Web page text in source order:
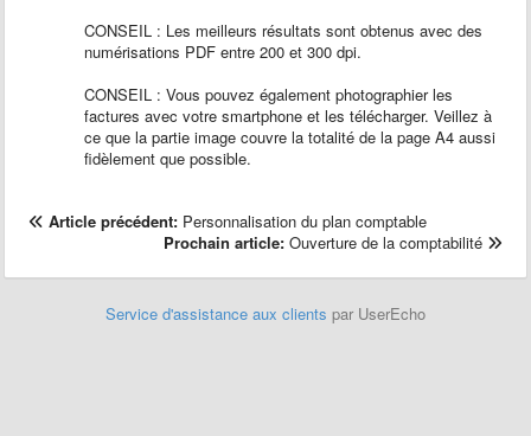
CONSEIL : Les meilleurs résultats sont obtenus avec des
numérisations PDF entre 200 et 300 dpi.
CONSEIL : Vous pouvez également photographier les
factures avec votre smartphone et les télécharger. Veillez à
ce que la partie image couvre la totalité de la page A4 aussi
fidèlement que possible.
Article précédent: Personnalisation du plan comptable
Prochain article: Ouverture de la comptabilité
Service d'assistance aux clients par UserEcho